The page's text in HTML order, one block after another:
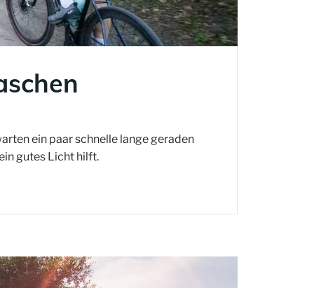
ein paar schnelle lange geraden
gutes Licht hilft.